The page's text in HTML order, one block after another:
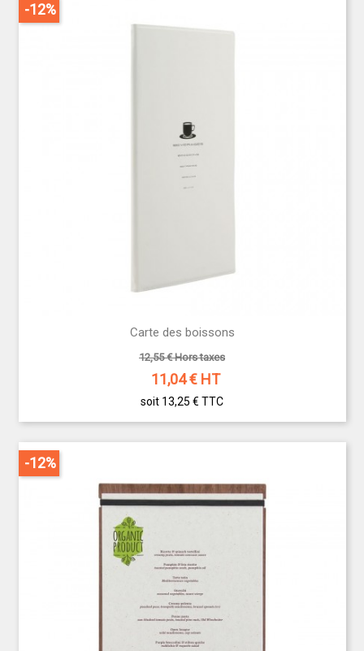
Carte des boissons
12,55 € Hors taxes
11,04€ HT
soit 13,25 € TTC
-12%
-12%